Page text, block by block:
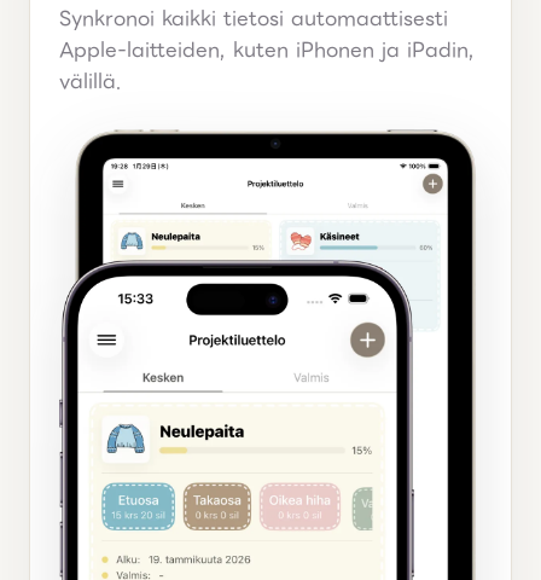
Synkronoi kaikki tietosi automaattisesti
Apple-laitteiden, kuten iPhonen ja iPadin,
välillä.